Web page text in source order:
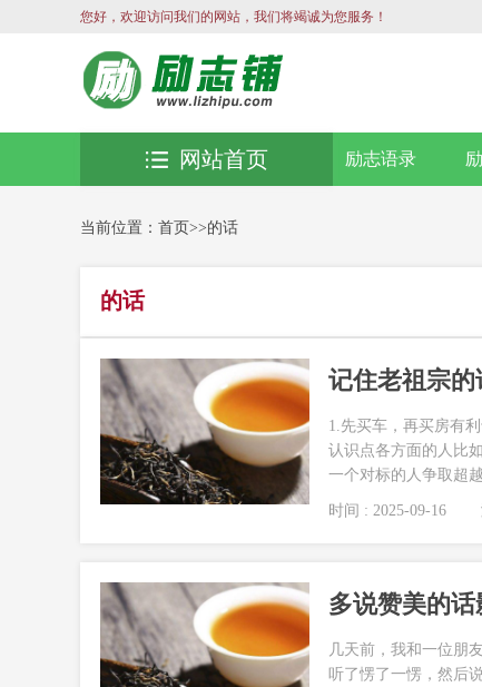
您好，欢迎访问我们的网站，我们将竭诚为您服务！
励志语录
网站首页
当前位置： 首页>>的话
的话
记住老祖宗
1.先买车，再买房有
认识点各方面的人比
一个对标的人争取超
时间 : 2025-09-16
多说赞美的话
几天前，我和一位朋
听了愣了一愣，然后